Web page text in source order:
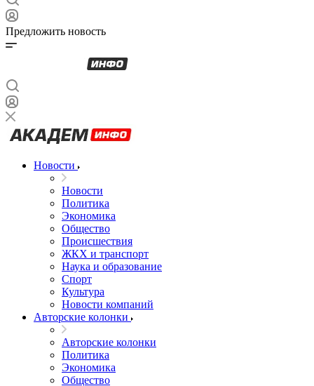
Предложить новость
Новости
Новости
Политика
Экономика
Общество
Происшествия
ЖКХ и транспорт
Наука и образование
Спорт
Культура
Новости компаний
Авторские колонки
Авторские колонки
Политика
Экономика
Общество